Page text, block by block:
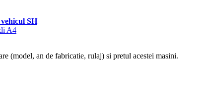
SH
A4
(model, an de fabricatie, rulaj) si pretul acestei masini.